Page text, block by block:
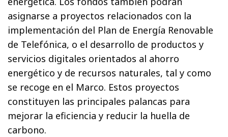
asignarse a proyectos relacionados con la
implementación del Plan de Energía Renovable
de Telefónica, o el desarrollo de productos y
servicios digitales orientados al ahorro
energético y de recursos naturales, tal y como
se recoge en el Marco. Estos proyectos
constituyen las principales palancas para
mejorar la eficiencia y reducir la huella de
carbono.